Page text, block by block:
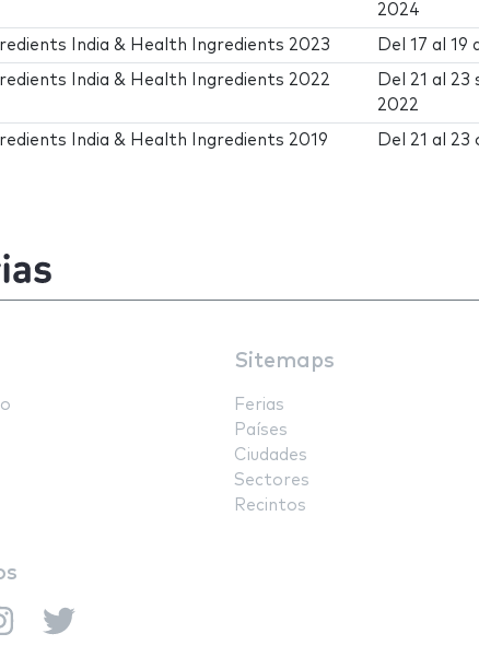
2024
India & Health Ingredients 2023 Del17 al19
India & Health Ingredients 2022 Del 21 al 23
2022
India & Health Ingredients 2019 Del 21 al 23
Sitemaps
Ferias
Países
Ciudades
Sectores
Recintos